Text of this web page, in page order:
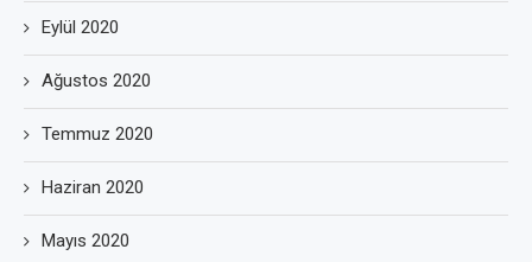
Eylül 2020
Ağustos 2020
Temmuz 2020
Haziran 2020
Mayıs 2020